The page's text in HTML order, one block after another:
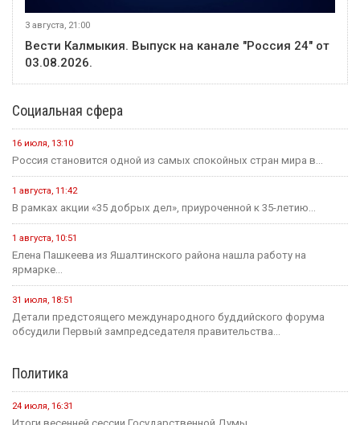
3 августа, 21:00
Вести Калмыкия. Выпуск на канале "Россия 24" от
03.08.2026.
Социальная сфера
16 июля, 13:10
Россия становится одной из самых спокойных стран мира в...
1 августа, 11:42
В рамках акции «35 добрых дел», приуроченной к 35-летию...
1 августа, 10:51
Елена Пашкеева из Яшалтинского района нашла работу на
ярмарке...
31 июля, 18:51
Детали предстоящего международного буддийского форума
обсудили Первый зампредседателя правительства...
Политика
24 июля, 16:31